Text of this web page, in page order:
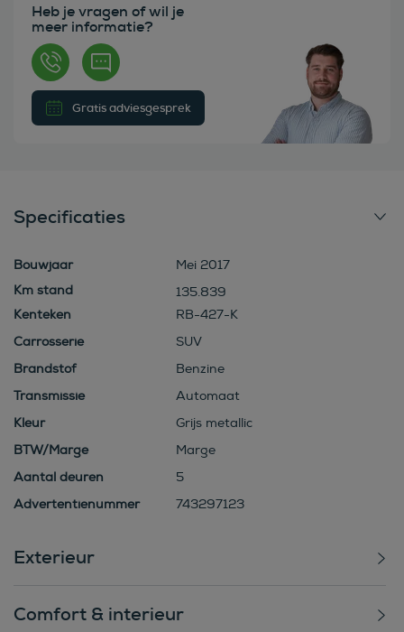
Heb je vragen of wil je
meer informatie?
Gratis adviesgesprek
Specificaties
Bouwjaar
Mei 2017
135.839
Kenteken
RB-427-K
Carrosserie
SUV
Brandstof
Benzine
Transmissie
Automaat
Kleur
Grijs metallic
BTW/Marge
Marge
Aantal deuren
5
Advertentienummer
743297123
Exterieur
Comfort & interieur